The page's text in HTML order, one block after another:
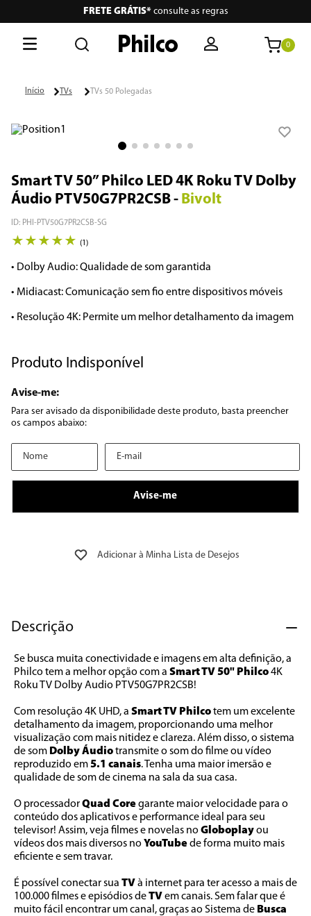
FRETE GRÁTIS*consulte as regras
0
TVs TVs 50 Polegadas
Smart TV 50” Philco LED 4K Roku TV Dolby
Áudio PTV50G7PR2CSB- Bivolt
ID: PHI-PTV50G7PR2CSB-SG
★ ★ ★ ★ ★ (1 )
• Dolby Audio: Qualidade de som garantida
• Midiacast: Comunicação sem fio entre dispositivos móveis
• Resolução 4K: Permite um melhor detalhamento da imagem
Produto Indisponível
Descrição
Se busca muita conectividade e imagens em alta definição, a
Philco tem a melhor opção com a Smart TV 50" Philco 4K
Roku TV Dolby Audio PTV50G7PR2CSB!
Com resolução 4K UHD, a Smart TV Philco tem um excelente
detalhamento da imagem, proporcionando uma melhor
visualização com mais nitidez e clareza. Além disso, o sistema
de som Dolby Áudio transmite o som do filme ou vídeo
reproduzido em 5.1 canais. Tenha uma maior imersão e
qualidade de som de cinema na sala da sua casa.
O processador Quad Core garante maior velocidade para o
conteúdo dos aplicativos e performance ideal para seu
televisor! Assim, veja filmes e novelas no Globoplay ou
vídeos dos mais diversos no YouTube de forma muito mais
eficiente e sem travar.
É possível conectar sua TV à internet para ter acesso a mais de
100.000 filmes e episódios de TV em canais. Sem falar que é
muito fácil encontrar um canal, graças ao Sistema de Busca
3º portátil
4º air fryer
aspiradores
9º microondas
10º 12000